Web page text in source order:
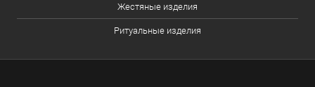
Жестяные изделия
Ритуальные изделия